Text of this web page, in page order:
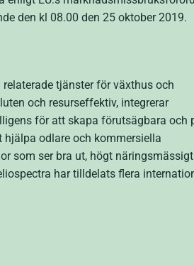
den kl 08.00 den 25 oktober 2019.
tjänster för växthus och
och resurseffektiv, integrerar
för att skapa förutsägbara och
odlare och kommersiella
som ser bra ut, högt
har tilldelats flera